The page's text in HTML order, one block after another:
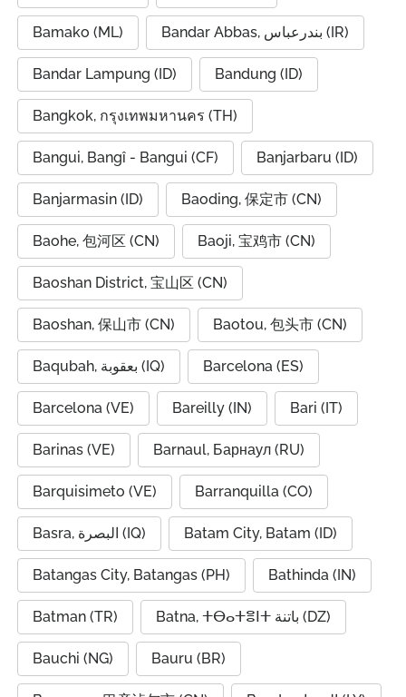
Bamako (ML) Bandar Abbas, بندرعباس (IR)
Bandar Lampung (ID) Bandung (ID)
Bangkok, กรุงเทพมหานคร (TH)
Bangui, Bangî - Bangui (CF) Banjarbaru (ID)
Banjarmasin (ID) Baoding, 保定市 (CN)
Baohe, 包河区 (CN) Baoji, 宝鸡市 (CN)
Baoshan District, 宝山区 (CN)
Baoshan, 保山市 (CN) Baotou, 包头市 (CN)
Baqubah, بعقوبة (IQ) Barcelona (ES)
Barcelona (VE) Bareilly (IN) Bari (IT)
Barinas (VE) Barnaul, Барнаул (RU)
Barquisimeto (VE) Barranquilla (CO)
Basra, البصرة (IQ) Batam City, Batam (ID)
Batangas City, Batangas (PH) Bathinda (IN)
Batman (TR) Batna, ⵜⴱⴰⵜⴻⵏⵜ باتنة (DZ)
Bauchi (NG) Bauru (BR)